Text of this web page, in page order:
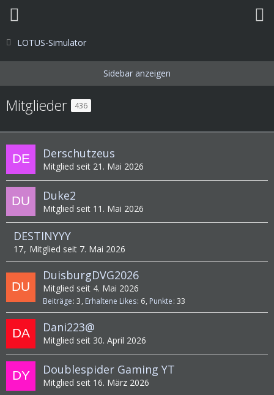
LOTUS-Simulator
Mitglieder 436
Derschutzeus
Mitglied seit 21. Mai 2026
Duke2
Mitglied seit 11. Mai 2026
DESTINYYY
17 Mitglied seit 7. Mai 2026
DuisburgDVG2026
Mitglied seit 4. Mai 2026
Beiträge 3 Erhaltene Likes 6 Punkte 33
Dani223@
Mitglied seit 30. April 2026
Doublespider Gaming YT
Mitglied seit 16. März 2026